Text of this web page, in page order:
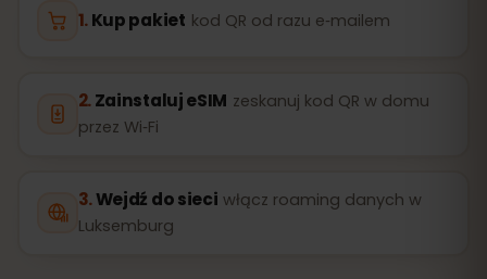
Kup pakiet kod QR od razu e‑mailem
Zainstaluj eSIM zeskanuj kod QR w domu
przez Wi‑Fi
Wejdź do sieci włącz roaming danych w
Luksemburg